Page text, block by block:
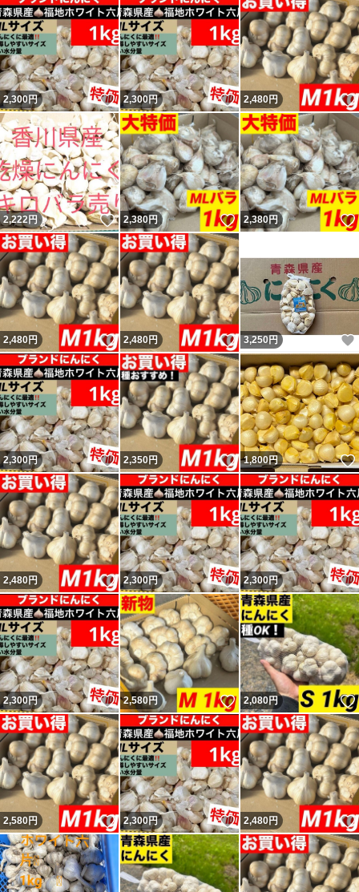
2,300円 いいね！
2,300円 いいね！
2,480円
2,222円 いいね！
2,380円 いいね！
2,380円
2,480円 いいね！
2,480円 いいね！
3,250 円
2,300円 いいね！
2,350円 いいね！
1,800円
2,480円 いいね！
2,300円 いいね！
2,300円
2,300円 いいね！
2,580円 いいね！
2,080円
2,580円 いいね！
2,300円 いいね！
2,480円